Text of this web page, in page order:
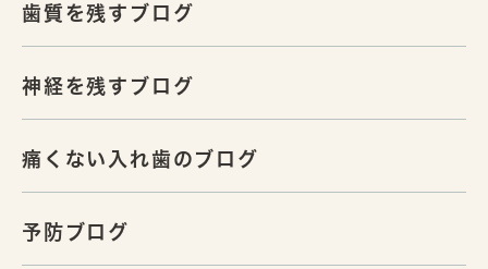
歯質を残すブログ
神経を残すブログ
痛くない入れ歯のブログ
予防ブログ